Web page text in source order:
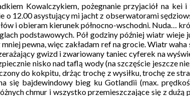
Kowalczykiem, pożegnanie przyjaciół na
o 12.00 asystujący mi jacht z obserwatorami
i obieram kierunek północno-wschodni. Nuda…
podstawowych. Pół godziny później wiatr
pewna, więc zakładam ref na grocie. Wiatr
gwizd i zwariowany taniec cyferek na
nisko nad taflą wody (na szczęście
do kokpitu, drżąc trochę z wysiłku, trochę ze
się bajdewindowy bieg ku Gotlandii (max.
chmur i wszystko przemieszczające się z